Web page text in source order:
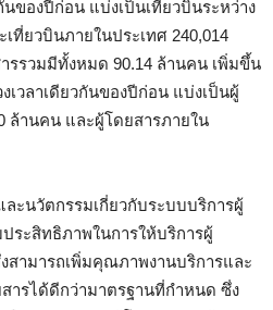
นของปีก่อน แบ่งเป็นเที่ยวบินระหว่าง
เที่ยวบินภายในประเทศ 240,014
รวมมีทั้งหมด 90.14 ล้านคน เพิ่มขึ้น
เวลาเดียวกันของปีก่อน แบ่งเป็นผู้
ล้านคน และผู้โดยสารภายใน
ะนวัตกรรมเกี่ยวกับระบบบริการผู้
ระสิทธิภาพในการให้บริการผู้
สามารถเพิ่มคุณภาพงานบริการและ
ารได้ดีกว่ามาตรฐานที่กำหนด ซึ่ง